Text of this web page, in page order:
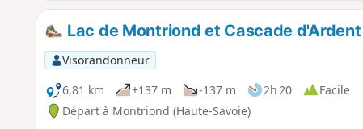
Lac de Montriond et Cascade d'Ardent
Visorandonneur
6,81 km
+137 m -137 m 2h 20
Facile
Départ à Montriond (Haute-Savoie)